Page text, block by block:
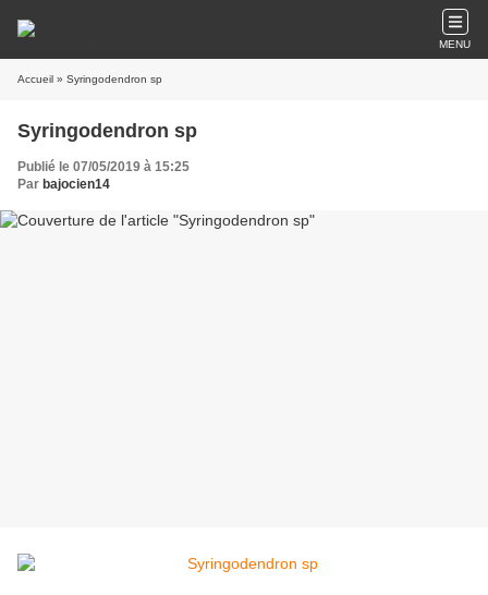
MENU
Accueil » Syringodendron sp
Syringodendron sp
Publié le 07/05/2019 à 15:25
Par bajocien14